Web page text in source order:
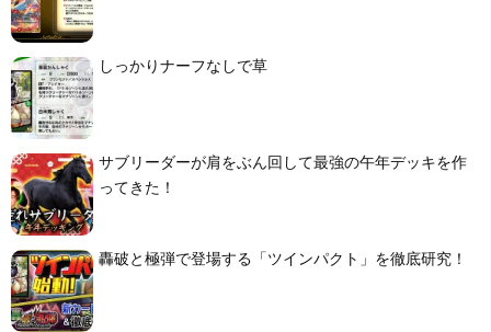
しっかりナーフなしで草
サブリーダーが肩をぶん回して最強の午年デッキを作
ってきた！
轟破と極弾で登場する「ツインパクト」を徹底研究！